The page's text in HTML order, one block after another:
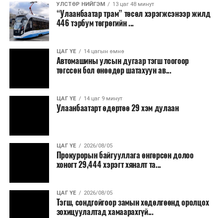
шатахууны зардлыг зөвхөн түгжрэлд алддаг аж.
“Улаанбаатар трам” төсөл хэрэгжиж, авто замын
ачаалал буурснаар трассын дагуух автомашинуудын
шатахууны хэмнэлт жилд 446 тэрбум төгрөгт хүрэх
боломжтой гэсэн тооцоог техник, эдийн засгийн
үндэслэлд тусгажээ.
Төсөл хэрэгжсэнээр иргэдийн зорчих хугацаа
богиносож, түгжрэлээс үүдэлтэй эдийн засгийн
тогтолцоо бүрдэх ач холбогдолтой юм.
УЛСТӨР НИЙГЭМ 13 цаг 48 минут
“Улаанбаатар трам” төсөл хэрэгжсэнээр жилд
446 тэрбум төгрөгийн ...
ЦАГ ҮЕ 14 цагын өмнө
Автомашины улсын дугаар тэгш тоогоор
төгссөн бол өнөөдөр шатахуун ав...
ЦАГ ҮЕ 14 цаг 9 минут
Улаанбаатарт өдөртөө 29 хэм дулаан
ЦАГ ҮЕ 2026/08/05
Прокурорын байгууллага өнгөрсөн долоо
хоногт 29,444 хэрэгт хяналт та...
ЦАГ ҮЕ 2026/08/05
Тэгш, сондгойгоор замын хөдөлгөөнд оролцох
зохицуулалтад хамаарахгүй...